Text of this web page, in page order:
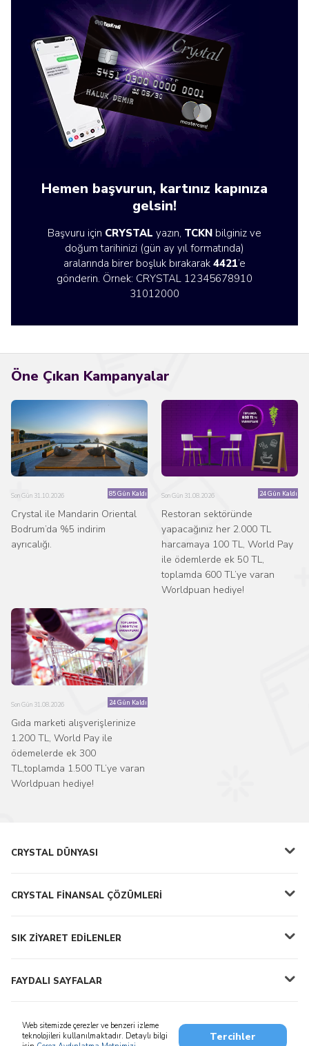
Hemen başvurun, kartınız kapınıza
gelsin!
Başvuru için CRYSTAL yazın, TCKN bilginiz ve
doğum tarihinizi (gün ay yıl formatında)
aralarında birer boşluk bırakarak 4421’e
gönderin. Örnek: CRYSTAL 12345678910
31012000
Öne Çıkan Kampanyalar
Son Gün 31.10.2026 85 Gün Kaldı
Crystal ile Mandarin Oriental
Bodrum’da %5 indirim
ayrıcalığı.
Son Gün 31.08.2026 24 Gün Kaldı
Restoran sektöründe
yapacağınız her 2.000 TL
harcamaya 100 TL, World Pay
ile ödemlerde ek 50 TL,
toplamda 600 TL’ye varan
Worldpuan hediye!
Son Gün 31.08.2026 24 Gün Kaldı
Gıda marketi alışverişlerinize
1.200 TL, World Pay ile
ödemelerde ek 300
TL,toplamda 1.500 TL’ye varan
Worldpuan hediye!
CRYSTAL DÜNYASI
CRYSTAL FİNANSAL ÇÖZÜMLERİ
SIK ZİYARET EDİLENLER
FAYDALI SAYFALAR
Web sitemizde çerezler ve benzeri izleme
teknolojileri kullanılmaktadır. Detaylı bilgi
Tercihler